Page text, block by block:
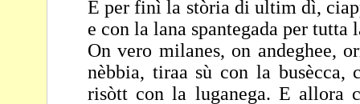
E per finì la stòria di ultim dì,
e con la lana spantegada per tutta
On vero milanes, on andeghee,
nèbbia, tiraa sù con la busècca,
risòtt con la luganega. E allora